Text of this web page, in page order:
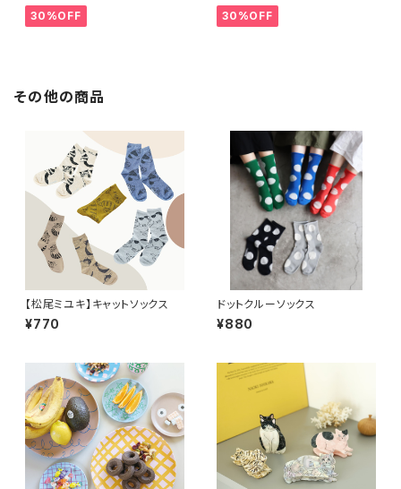
30%OFF 30%OFF
その他の商品
【松尾ミユキ】キャットソックス
¥770
ドットクルーソックス
¥880